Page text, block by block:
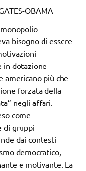
OBAMA
bisogno di essere
in dotazione
americano più che
forzata della
negli affari.
come
di gruppi
dai contesti
democratico,
e motivante. La